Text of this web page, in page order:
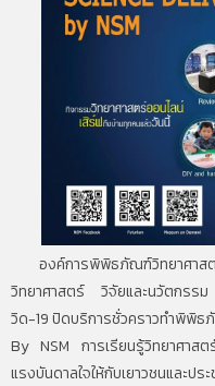
องค์การพิพิธภัณฑ์วิทยาศาสต
วิทยาศาสตร์ วิจัยและนวัตกรร
วิด-19 ปิดบริการชั่วคราวทำพิพิธ
By NSM การเรียนรู้วิทยาศาสต
แรงบันดาลใจให้กับเยาวชนและ